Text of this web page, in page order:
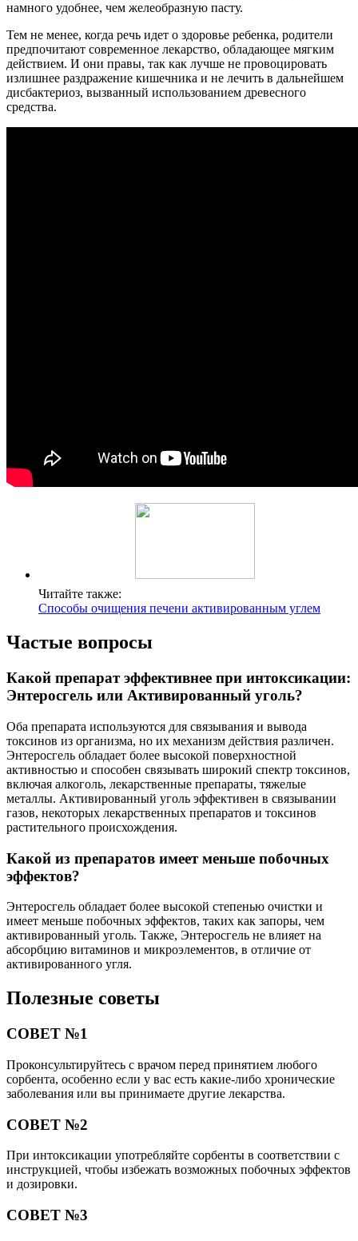
намного удобнее, чем желеобразную пасту.
Тем не менее, когда речь идет о здоровье ребенка, родители
предпочитают современное лекарство, обладающее мягким
действием. И они правы, так как лучше не провоцировать
излишнее раздражение кишечника и не лечить в дальнейшем
дисбактериоз, вызванный использованием древесного
средства.
Читайте также:
Способы очищения печени активированным углем
Частые вопросы
Какой препарат эффективнее при интоксикации:
Энтеросгель или Активированный уголь?
Оба препарата используются для связывания и вывода
токсинов из организма, но их механизм действия различен.
Энтеросгель обладает более высокой поверхностной
активностью и способен связывать широкий спектр токсинов,
включая алкоголь, лекарственные препараты, тяжелые
металлы. Активированный уголь эффективен в связывании
газов, некоторых лекарственных препаратов и токсинов
растительного происхождения.
Какой из препаратов имеет меньше побочных
эффектов?
Энтеросгель обладает более высокой степенью очистки и
имеет меньше побочных эффектов, таких как запоры, чем
активированный уголь. Также, Энтеросгель не влияет на
абсорбцию витаминов и микроэлементов, в отличие от
активированного угля.
Полезные советы
СОВЕТ №1
Проконсультируйтесь с врачом перед принятием любого
сорбента, особенно если у вас есть какие-либо хронические
заболевания или вы принимаете другие лекарства.
СОВЕТ №2
При интоксикации употребляйте сорбенты в соответствии с
инструкцией, чтобы избежать возможных побочных эффектов
и дозировки.
СОВЕТ №3